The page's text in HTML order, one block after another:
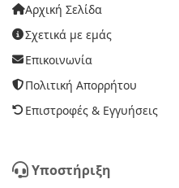
Αρχική Σελίδα
Σχετικά με εμάς
Επικοινωνία
Πολιτική Απορρήτου
Επιστροφές & Εγγυήσεις
Υποστήριξη